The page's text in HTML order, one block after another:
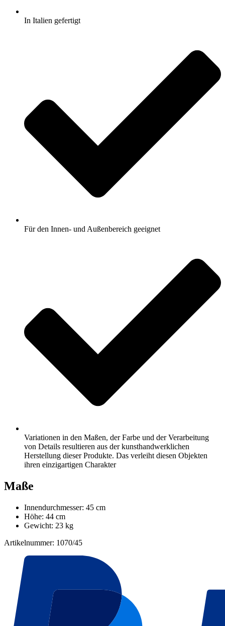
In Italien gefertigt
Für den Innen- und Außenbereich geeignet
Variationen in den Maßen, der Farbe und der Verarbeitung
von Details resultieren aus der kunsthandwerklichen
Herstellung dieser Produkte. Das verleiht diesen Objekten
ihren einzigartigen Charakter
Maße
Innendurchmesser: 45 cm
Höhe: 44 cm
Gewicht: 23 kg
Artikelnummer: 1070/45